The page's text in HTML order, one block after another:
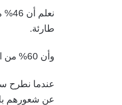
طارئة.
وأن 60% من الأمريكيين سيواجهون حالة طارئة مشابهة في غضون 12 شهراً أو أقل.
عندما نطرح
عن شعورهم